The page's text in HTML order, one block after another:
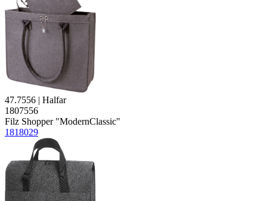
47.7556 | Halfar
1807556
Filz Shopper "ModernClassic"
1818029